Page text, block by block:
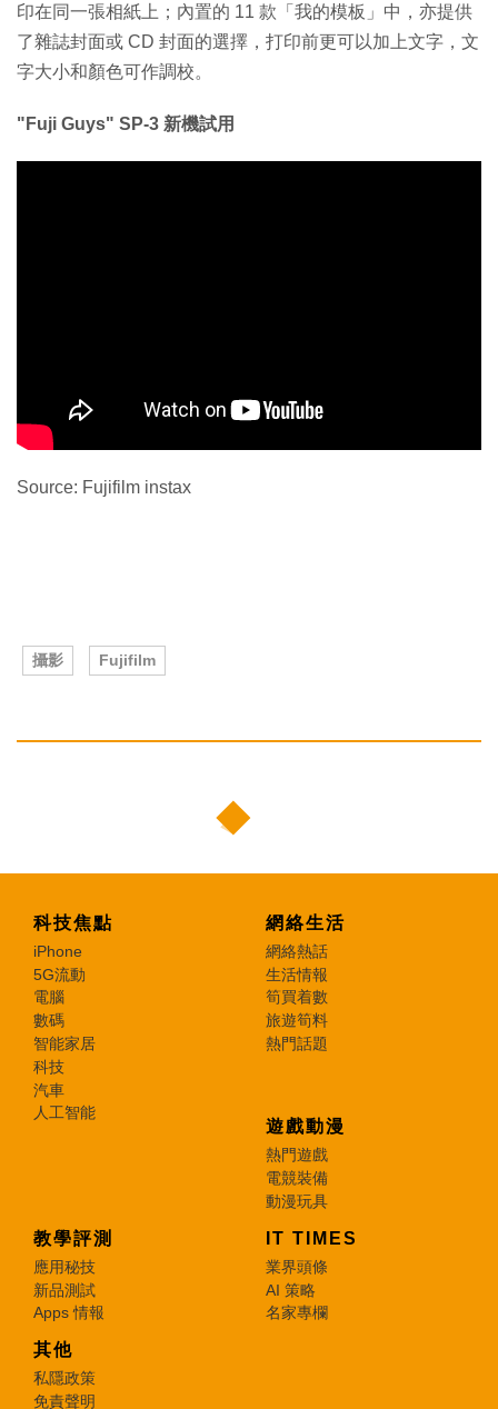
印在同一張相紙上；內置的 11 款「我的模板」中，亦提供
了雜誌封面或 CD 封面的選擇，打印前更可以加上文字，文
字大小和顏色可作調校。
"Fuji Guys" SP-3 新機試用
Source: Fujifilm instax
攝影 Fujifilm
科技焦點
iPhone
5G流動
電腦
數碼
智能家居
科技
汽車
人工智能
網絡生活
網絡熱話
生活情報
筍買着數
旅遊筍料
熱門話題
遊戲動漫
熱門遊戲
電競裝備
動漫玩具
教學評測
應用秘技
新品測試
Apps 情報
IT TIMES
業界頭條
AI 策略
名家專欄
其他
私隱政策
免責聲明